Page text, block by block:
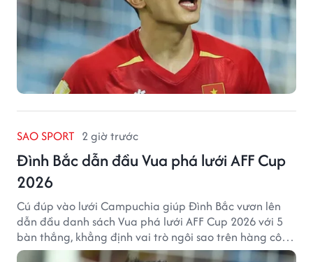
SAO SPORT 2 giờ trước
Đình Bắc dẫn đầu Vua phá lưới AFF Cup
2026
Cú đúp vào lưới Campuchia giúp Đình Bắc vươn lên
dẫn đầu danh sách Vua phá lưới AFF Cup 2026 với 5
bàn thắng, khẳng định vai trò ngôi sao trên hàng công
tuyển Việt Nam.